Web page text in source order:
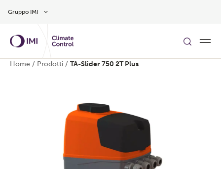
Gruppo IMI
Home / Prodotti / TA-Slider 750 2T Plus